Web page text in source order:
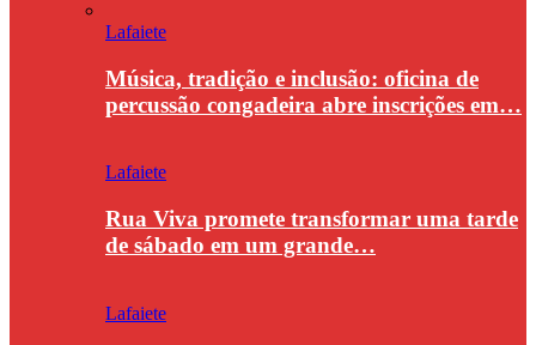
Lafaiete
Música, tradição e inclusão: oficina de
percussão congadeira abre inscrições em…
Lafaiete
Rua Viva promete transformar uma tarde
de sábado em um grande…
Lafaiete